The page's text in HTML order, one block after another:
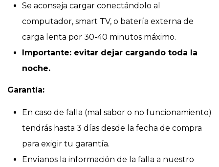
Se aconseja cargar conectándolo al
computador, smart TV, o batería externa de
carga lenta por 30-40 minutos máximo.
Importante: evitar dejar cargando toda la
noche.
Garantía:
En caso de falla (mal sabor o no funcionamiento)
tendrás hasta 3 días desde la fecha de compra
para exigir tu garantía.
Envíanos la información de la falla a nuestro